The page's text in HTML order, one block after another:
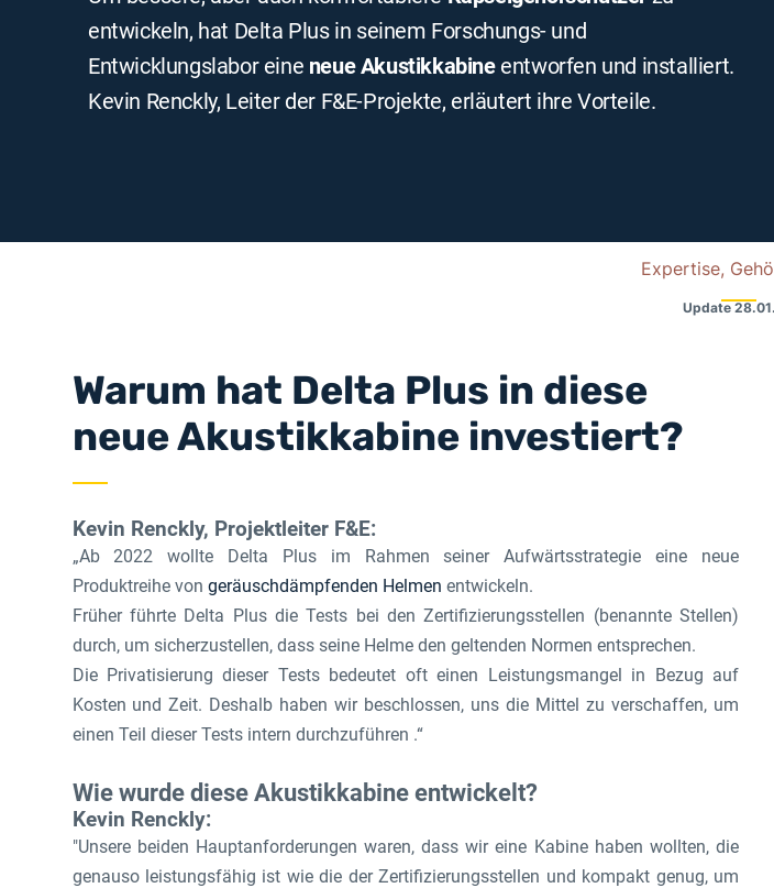
entwickeln, hat Delta Plus in seinem Forschungs- und
Entwicklungslabor eine neue Akustikkabineentworfen und installiert.
Kevin Renckly, Leiter der F&E-Projekte, erläutert ihre Vorteile.
Expertise,
Update
Warum hat Delta Plus in diese
neue Akustikkabine investiert?
Kevin Renckly, Projektleiter F&E:
„Ab 2022 wollte Delta Plus im Rahmen seiner Aufwärtsstrategie eine neue
Produktreihe von geräuschdämpfenden Helmen entwickeln.
Früher führte Delta Plus die Tests bei den Zertifizierungsstellen (benannte Stellen)
durch, um sicherzustellen, dass seine Helme den geltenden Normen entsprechen.
Die Privatisierung dieser Tests bedeutet oft einen Leistungsmangel in Bezug auf
Kosten und Zeit. Deshalb haben wir beschlossen, uns die Mittel zu verschaffen, um
einen Teil dieser Tests intern durchzuführen .“
Wie wurde diese Akustikkabine entwickelt?
Kevin Renckly:
"Unsere beiden Hauptanforderungen waren, dass wir eine Kabine haben wollten, die
genauso leistungsfähig ist wie die der Zertifizierungsstellen und kompakt genug, um